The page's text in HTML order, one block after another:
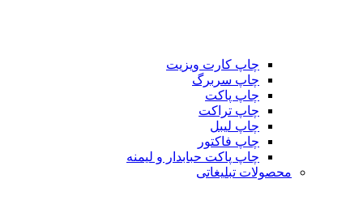
چاپ کارت ویزیت
چاپ سربرگ
چاپ پاکت
چاپ تراکت
چاپ لیبل
چاپ فاکتور
چاپ پاکت حبابدار و لیمنه
محصولات تبلیغاتی